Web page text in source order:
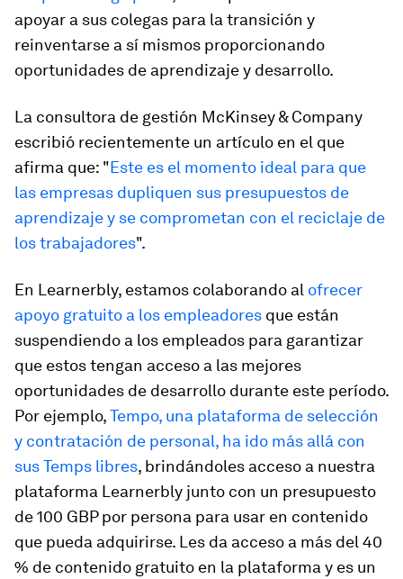
apoyar a sus colegas para la transición y
reinventarse a sí mismos proporcionando
oportunidades de aprendizaje y desarrollo.
La consultora de gestión McKinsey & Company
escribió recientemente un artículo en el que
afirma que: "Este es el momento ideal para que
las empresas dupliquen sus presupuestos de
aprendizaje y se comprometan con el reciclaje de
los trabajadores".
En Learnerbly, estamos colaborando al ofrecer
apoyo gratuito a los empleadores que están
suspendiendo a los empleados para garantizar
que estos tengan acceso a las mejores
oportunidades de desarrollo durante este período.
Por ejemplo,Tempo, una plataforma de selección
y contratación de personal, ha ido más allá con
sus Temps libres, brindándoles acceso a nuestra
plataforma Learnerbly junto con un presupuesto
de 100 GBP por persona para usar en contenido
que pueda adquirirse. Les da acceso a más del 40
% de contenido gratuito en la plataforma y es un